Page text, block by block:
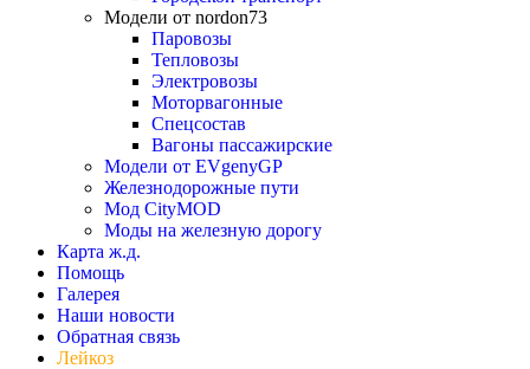
Модели от nordon73
Паровозы
Тепловозы
Электровозы
Моторвагонные
Спецсостав
Вагоны пассажирские
Модели от EVgenyGP
Железнодорожные пути
Мод CityMOD
Моды на железную дорогу
Карта ж.д.
Помощь
Галерея
Наши новости
Обратная связь
Лейкоз